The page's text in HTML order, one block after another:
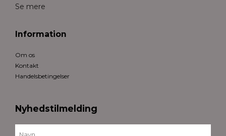
Se mere
Information
Om os
Kontakt
Handelsbetingelser
Nyhedstilmelding